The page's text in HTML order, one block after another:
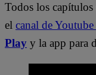
Todos los
el canal de Youtube
Play y la app para